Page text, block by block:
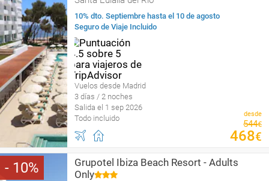
10% dto. Septiembre hasta el 10 de agosto
Seguro de Viaje Incluido
Vuelos desde Madrid
3 días / 2 noches
Salida el 1 sep 2026
Todo incluido
desde
544€
468€
10
Grupotel Ibiza Beach Resort - Adults
Only